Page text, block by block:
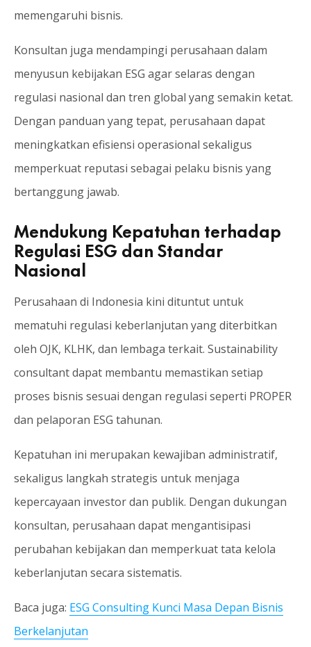
memengaruhi bisnis.
Konsultan juga mendampingi perusahaan dalam
menyusun kebijakan ESG agar selaras dengan
regulasi nasional dan tren global yang semakin ketat.
Dengan panduan yang tepat, perusahaan dapat
meningkatkan efisiensi operasional sekaligus
memperkuat reputasi sebagai pelaku bisnis yang
bertanggung jawab.
Mendukung Kepatuhan terhadap
Regulasi ESG dan Standar
Nasional
Perusahaan di Indonesia kini dituntut untuk
mematuhi regulasi keberlanjutan yang diterbitkan
oleh OJK, KLHK, dan lembaga terkait. Sustainability
consultant dapat membantu memastikan setiap
proses bisnis sesuai dengan regulasi seperti PROPER
dan pelaporan ESG tahunan.
Kepatuhan ini merupakan kewajiban administratif,
sekaligus langkah strategis untuk menjaga
kepercayaan investor dan publik. Dengan dukungan
konsultan, perusahaan dapat mengantisipasi
perubahan kebijakan dan memperkuat tata kelola
keberlanjutan secara sistematis.
Baca juga: ESG Consulting Kunci Masa Depan Bisnis
Berkelanjutan